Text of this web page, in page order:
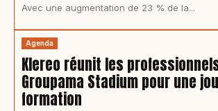
Avec une augmentation de 23 % de la...
Agenda
Klereo réunit les
Groupama Stadium pour une
formation